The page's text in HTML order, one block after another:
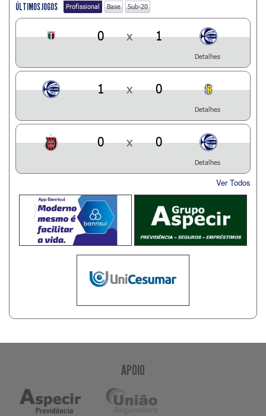
ÚLTIMOS JOGOS Profissional Base Sub-20
0 x 1
Detalhes
1 x 0
Detalhes
0 x 0
Detalhes
Ver Todos
APOIO